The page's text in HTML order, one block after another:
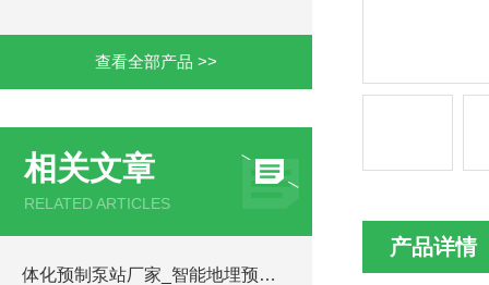
查看全部产品 >>
相关文章
RELATED ARTICLES
体化预制泵站厂家_智能地埋预制泵站-凌科环保
产品详情